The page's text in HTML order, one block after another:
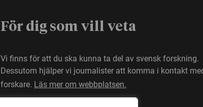
För dig som vill veta
Vi finns för att du ska kunna ta del av svensk forskning.
Dessutom hjälper vi journalister att komma i kontakt
forskare. Läs mer om webbplatsen.